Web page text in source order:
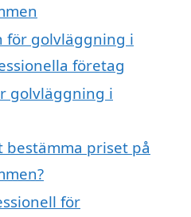
för golvläggning i
företag
golvläggning i
priset på
för